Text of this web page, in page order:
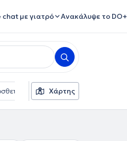
chat με γιατρό Ανακάλυψε το DO+
φίλτρα Γλώσσες
Χάρτης